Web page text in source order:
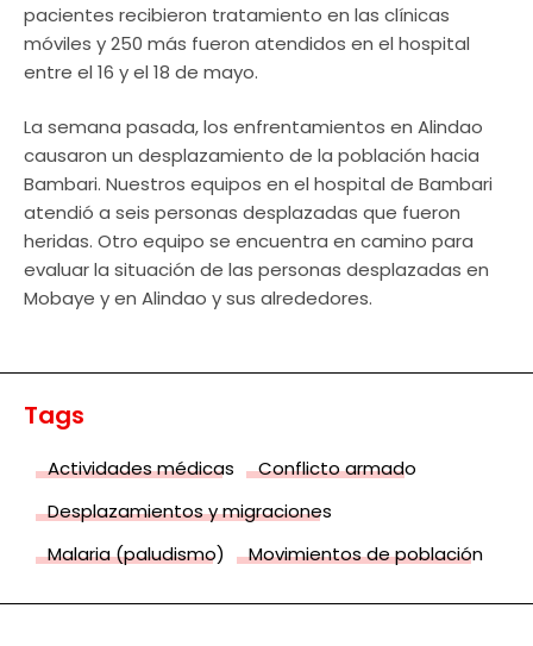
pacientes recibieron tratamiento en las clínicas
móviles y 250 más fueron atendidos en el hospital
entre el 16 y el 18 de mayo.
La semana pasada, los enfrentamientos en Alindao
causaron un desplazamiento de la población hacia
Bambari. Nuestros equipos en el hospital de Bambari
atendió a seis personas desplazadas que fueron
heridas. Otro equipo se encuentra en camino para
evaluar la situación de las personas desplazadas en
Mobaye y en Alindao y sus alrededores.
Tags
Actividades médicas
Conflicto armado
Desplazamientos y migraciones
Malaria (paludismo)
Movimientos de población